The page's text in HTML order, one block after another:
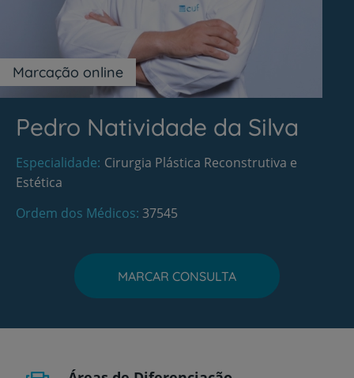
Marcação online
Pedro Natividade da Silva
Especialidade Cirurgia Plástica Reconstrutiva e
Estética
Ordem dos Médicos 37545
MARCAR CONSULTA